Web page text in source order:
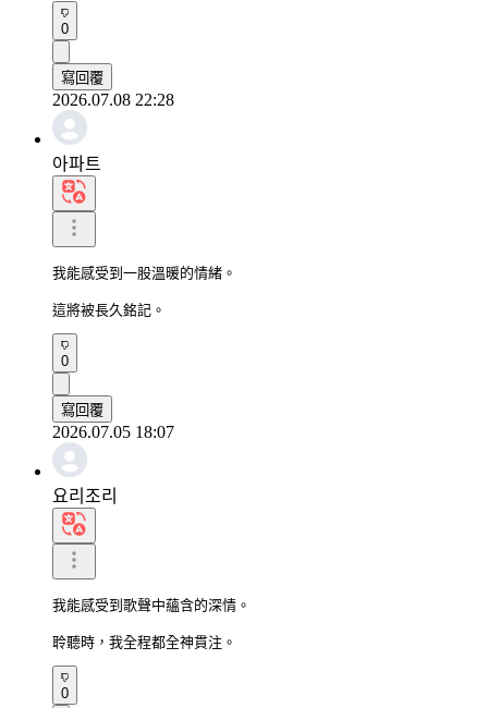
0
寫回覆
2026.07.08 22:28
아파트
我能感受到一股溫暖的情緒。
這將被長久銘記。
0
寫回覆
2026.07.05 18:07
요리조리
我能感受到歌聲中蘊含的深情。
聆聽時，我全程都全神貫注。
0